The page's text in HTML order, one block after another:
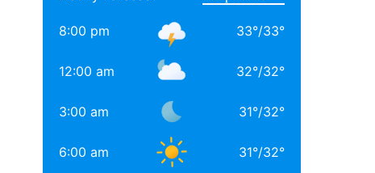
8:00 pm 33°/33°
12:00 am 32°/32°
3:00 am 31°/32°
6:00 am 31°/32°